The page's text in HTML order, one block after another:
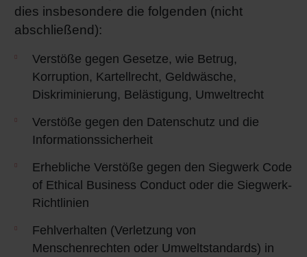
dies insbesondere die folgenden (nicht
abschließend):
Verstöße gegen Gesetze, wie Betrug,
Korruption, Kartellrecht, Geldwäsche,
Diskriminierung, Belästigung, Umweltrecht
Verstöße gegen den Datenschutz und die
Informationssicherheit
Erhebliche Verstöße gegen den Siegwerk Code
of Ethical Business Conduct oder die Siegwerk-
Richtlinien
Fehlverhalten (Verletzung von
Menschenrechten oder Umweltstandards) in